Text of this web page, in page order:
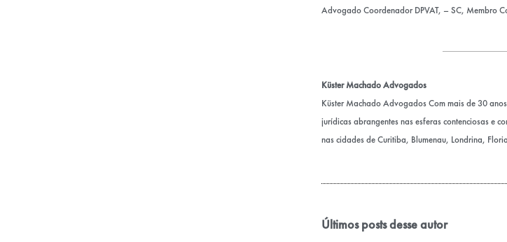
Advogado Coordenador DPVAT, – SC, Membro
Küster Machado Advogados
Küster Machado Advogados Com mais de 30
jurídicas abrangentes nas esferas contenciosas e
nas cidades de Curitiba, Blumenau, Londrina,
Últimos posts desse autor